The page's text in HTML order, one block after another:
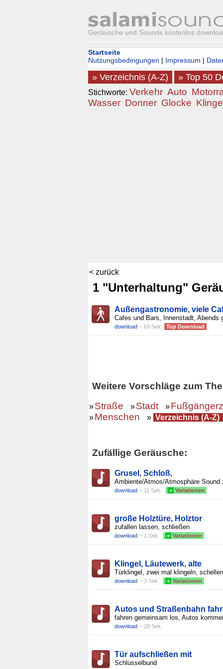
Geräusche und Sounds kostenlos
Startseite
Nutzungsbedingungen | Impressum |
» Verzeichnis (A-Z) » Top 50
Stichworte: Verkehr Auto
Wasser Donner Glocke Klingel
< zurück
1 "Unterhaltung"
Außengastronomie, viele
Cafes und Bars, Innenstadt, Abends
download ~ 63 Sek. Top Download
Weitere Vorschläge zum
»Straße »Stadt »
»Menschen » Verzeichnis (A-Z)
Zufällige Geräusche:
Grusel, Schloß,
Ambiente/Atmos/Atmosphäre Sound
download ~ 11 Sek. + Variationen
große Holztüre, Holztor
zufallen lassen, schließen
download ~ 1 Sek. + Variationen
Klingel, Läutewerk, alte
Türklingel, zwei mal klingeln,
download ~ 3 Sek. + Variationen
Autos und Straßenbahn
fahren gemeinsam los, Autos
download ~ 28 Sek.
Tür aufschließen mit
Schlüsselbund